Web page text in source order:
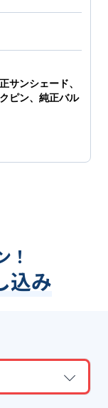
サンシェード、
ピン、純正バル
！
込み